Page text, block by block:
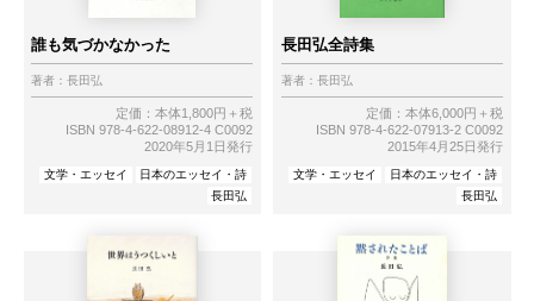
誰も気づかなかった
著者： 長田弘
定価：本体1,800円＋税
ISBN 978-4-622-08912-4 C0092
2020年5月1日発行
文学・エッセイ
日本のエッセイ・詩
長田弘
長田弘全詩集
著者： 長田弘
定価：本体6,000円＋税
ISBN 978-4-622-07913-2 C0092
2015年4月25日発行
文学・エッセイ
日本のエッセイ・詩
長田弘